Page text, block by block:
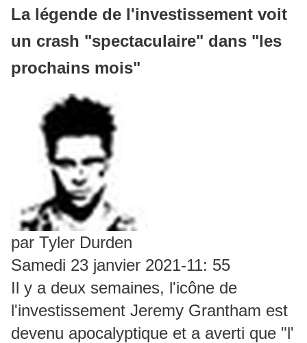
La légende de l'investissement voit
un crash "spectaculaire" dans "les
prochains mois"
par Tyler Durden
Samedi 23 janvier 2021-11: 55
Il y a deux semaines, l'icône de
l'investissement Jeremy Grantham est
devenu apocalyptique et a averti que "l'